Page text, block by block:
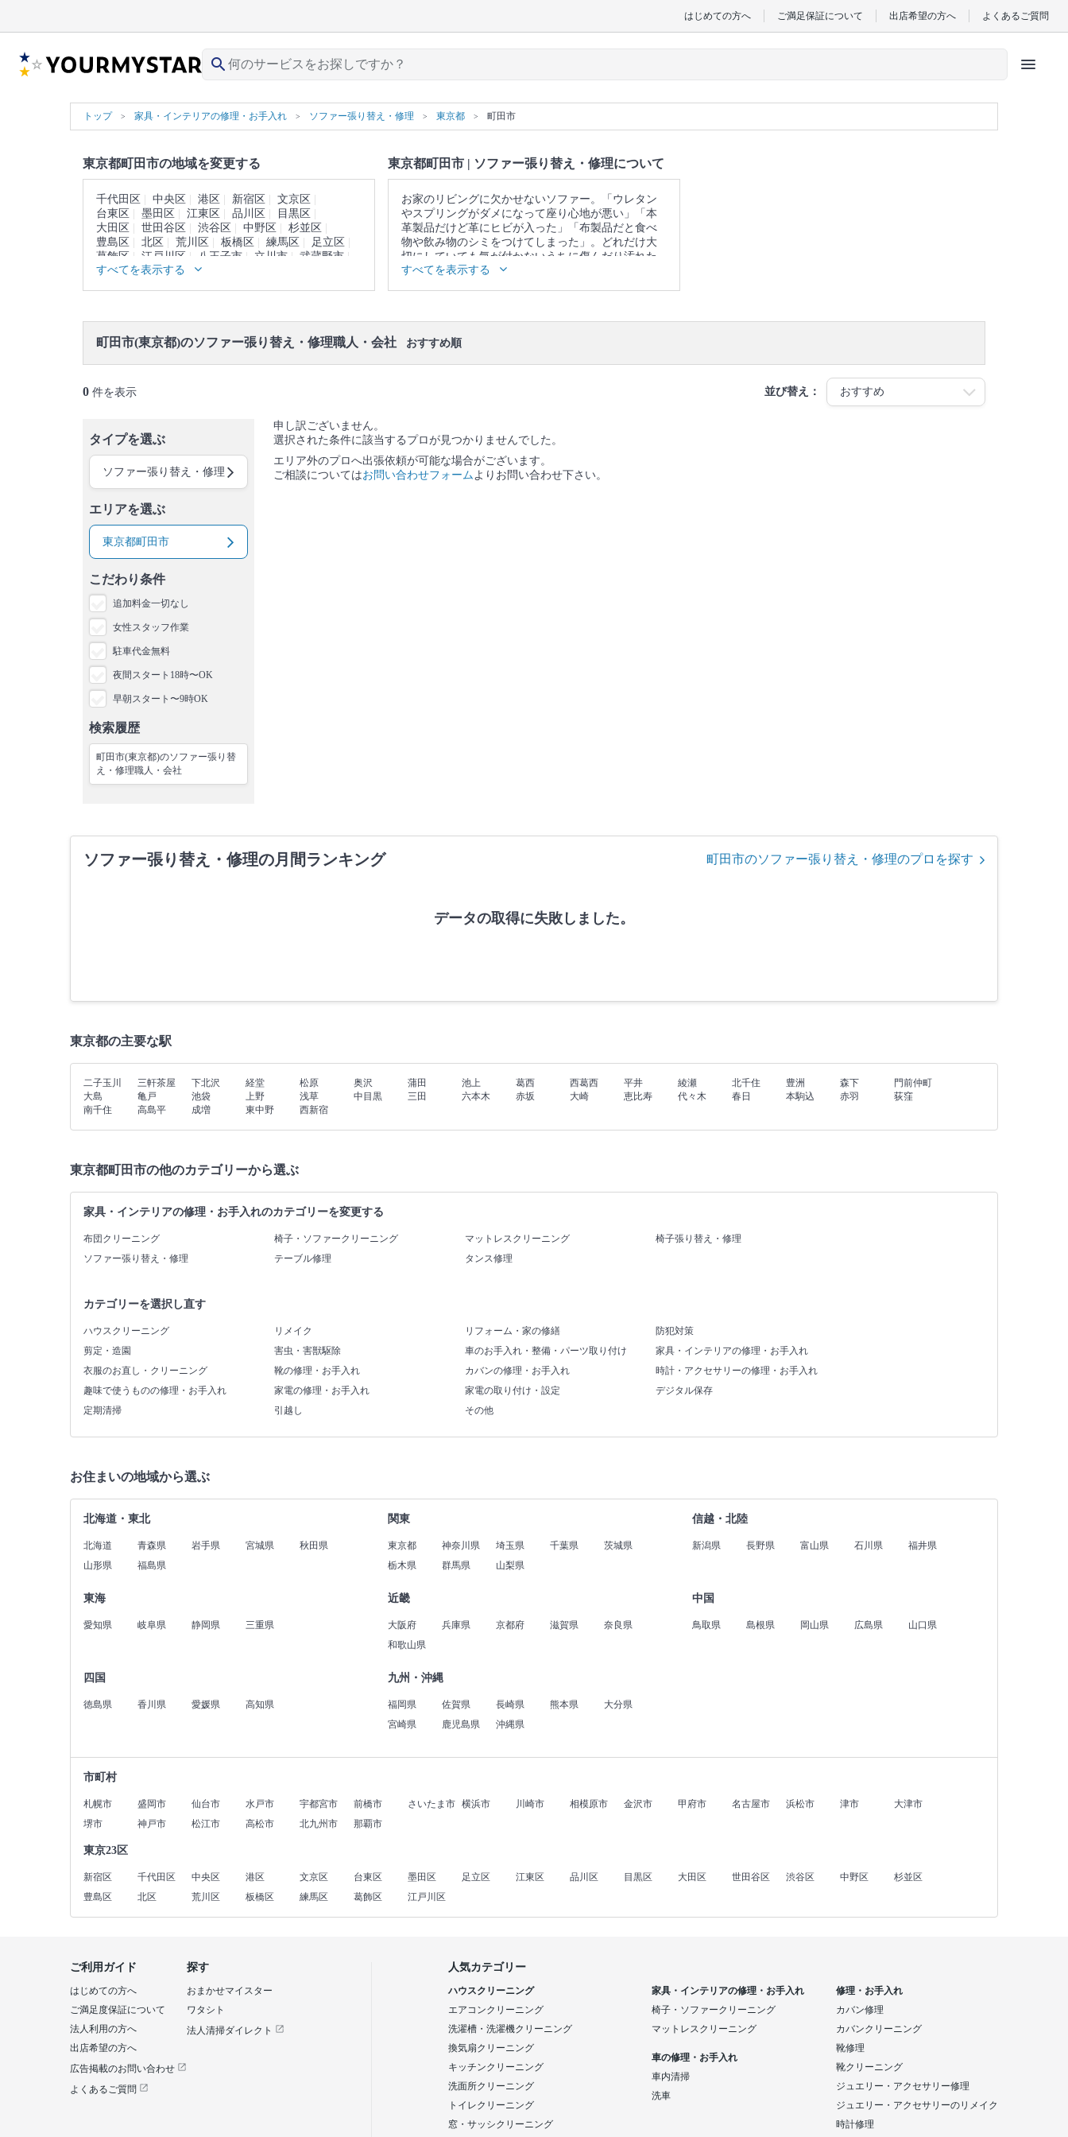
はじめての方へ ご満足保証について 出店希望の方へ よくあるご質問
search menu
トップ 家具・インテリアの修理・お手入れ ソファー張り替え・修理 東京都 町田市
東京都町田市の地域を変更する
千代田区 中央区 港区 新宿区
文京区
台東区
墨田区 江東区 品川区
目黒区
大田区
世田谷区 渋谷区 中野区
杉並区
豊島区
北区 荒川区 板橋区 練馬区
足立区
葛飾区
江戸川区 八王子市 立川市
武蔵野市
三鷹市
青梅市 府中市
大島町
利島村 新島村 神津島村
三宅島
すべてを表示する
東京都町田市 | ソファー張り替え・修理について
お家のリビングに欠かせないソファー。「ウレタン
やスプリングがダメになって座り心地が悪い」「本
革製品だけど革にヒビが入った」「布製品だと食べ
物や飲み物のシミをつけてしまった」。どれだけ大
切にしていても気が付かないうちに傷んだり汚れた
りするものです。買い換えると新しいソファーの運
口コミもご参照ください。
すべてを表示する
町田市(東京都)のソファー張り替え・修理職人・会社 おすすめ順
0 件を表示 並び替え：
タイプを選ぶ
ソファー張り替え・修理
エリアを選ぶ
東京都町田市
こだわり条件
追加料金一切なし
女性スタッフ作業
駐車代金無料
夜間スタート18時〜OK
早朝スタート〜9時OK
検索履歴
町田市(東京都)のソファー張り替
え・修理職人・会社
申し訳ございません。
選択された条件に該当するプロが見つかりませんでした。
エリア外のプロへ出張依頼が可能な場合がございます。
ご相談についてはお問い合わせフォームよりお問い合わせ下さい。
ソファー張り替え・修理の月間ランキング 町田市のソファー張り替え・修理のプロを探す
データの取得に失敗しました。
東京都の主要な駅
二子玉川 三軒茶屋 下北沢 経堂 松原 奥沢 蒲田 池上 葛西 西葛西 平井 綾瀬 北千住 豊洲 森下
門前仲町
大島
亀戸 池袋 上野 浅草 中目黒 三田 六本木 赤坂 大崎 恵比寿 代々木 春日 本駒込 赤羽
荻窪
南千住
高島平 成増 東中野 西新宿
東京都町田市の他のカテゴリーから選ぶ
家具・インテリアの修理・お手入れのカテゴリーを変更する
布団クリーニング 椅子・ソファークリーニング マットレスクリーニング
椅子張り替え・修理
ソファー張り替え・修理
テーブル修理 タンス修理
カテゴリーを選択し直す
ハウスクリーニング リメイク リフォーム・家の修繕
防犯対策
剪定・造園
害虫・害獣駆除 車のお手入れ・整備・パーツ取り付け
家具・インテリアの修理・お手入れ
衣服のお直し・クリーニング
靴の修理・お手入れ カバンの修理・お手入れ
時計・アクセサリーの修理・お手入れ
趣味で使うものの修理・お手入れ
家電の修理・お手入れ 家電の取り付け・設定
デジタル保存
定期清掃
引越し その他
お住まいの地域から選ぶ
北海道・東北
北海道 青森県 岩手県 宮城県
秋田県
山形県
福島県
関東
東京都 神奈川県 埼玉県 千葉県
茨城県
栃木県
群馬県 山梨県
信越・北陸
新潟県 長野県 富山県 石川県 福井県
東海
愛知県 岐阜県 静岡県 三重県
近畿
大阪府 兵庫県 京都府 滋賀県
奈良県
和歌山県
中国
鳥取県 島根県 岡山県 広島県 山口県
四国
徳島県 香川県 愛媛県 高知県
九州・沖縄
福岡県 佐賀県 長崎県 熊本県
大分県
宮崎県
鹿児島県 沖縄県
市町村
札幌市 盛岡市 仙台市 水戸市 宇都宮市 前橋市 さいたま市 横浜市 川崎市 相模原市 金沢市 甲府市 名古屋市 浜松市 津市
大津市
堺市
神戸市 松江市 高松市 北九州市 那覇市
東京23区
新宿区 千代田区 中央区 港区 文京区 台東区 墨田区 足立区 江東区 品川区 目黒区 大田区 世田谷区 渋谷区 中野区
杉並区
豊島区
北区 荒川区 板橋区 練馬区 葛飾区 江戸川区
探す
おまかせマイスター
ワタシト
法人清掃ダイレクト
ご利用ガイド
はじめての方へ
ご満足度保証について
法人利用の方へ
出店希望の方へ
広告掲載のお問い合わせ
よくあるご質問
人気カテゴリー
ハウスクリーニング
エアコンクリーニング
洗濯槽・洗濯機クリーニング
換気扇クリーニング
キッチンクリーニング
洗面所クリーニング
トイレクリーニング
窓・サッシクリーニング
家具・インテリアの修理・お手入れ
椅子・ソファークリーニング
マットレスクリーニング
車の修理・お手入れ
車内清掃
洗車
修理・お手入れ
カバン修理
カバンクリーニング
靴修理
靴クリーニング
ジュエリー・アクセサリー修理
ジュエリー・アクセサリーのリメイク
時計修理